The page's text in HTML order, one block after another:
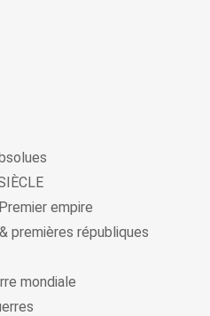
empire
premières républiques
mondiale